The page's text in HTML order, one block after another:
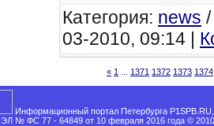
Категория: news
03-2010, 09:14 |
« 1 1371 1372 1373 1374
Информационный портал Петербурга
ЭЛ № ФС 77 - 64849 от 10 февраля 2016 года ©